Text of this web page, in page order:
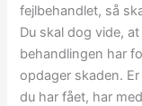
fejlbehandlet, så
Du skal dog vide,
behandlingen har
opdager skaden.
du har fået, har